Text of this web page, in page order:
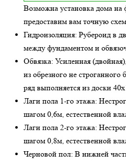
Возможна установка дома на
предоставим вам точную
Гидроизоляция: Рубероид в
между фундаментом и
Обвязка: Усиленная (двойная)
из обрезного не
ряд выполняется из доски
Лаги пола 1-го этажа:
шагом 0,6м, естественной
Лаги пола 2-го этажа:
шагом 0,8м, естественной
Черновой пол: В нижней